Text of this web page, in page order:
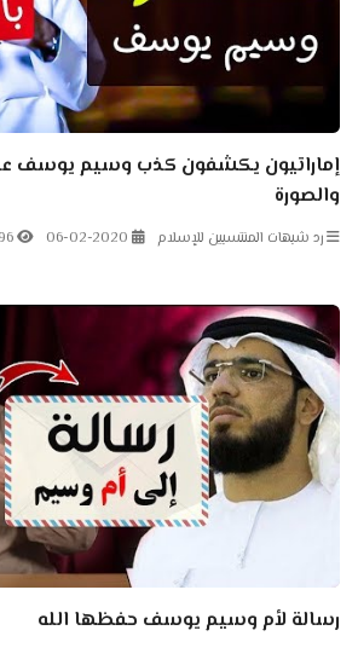
إماراتيون يكشفون كذب وسيم يوسف
والصورة
رد شبهات المنتسبين للإسلام 06-02-2020
رسالة لأم وسيم يوسف حفظها الله